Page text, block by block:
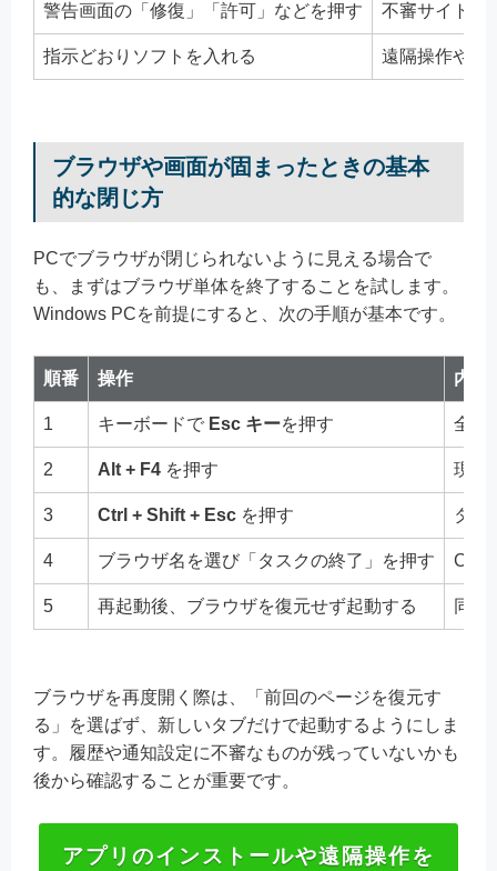
警告画面の「修復」「許可」などを押す 不審サイトや
指示どおりソフトを入れる 遠隔操作や別
ブラウザや画面が固まったときの基本
的な閉じ方
PCでブラウザが閉じられないように見える場合で
も、まずはブラウザ単体を終了することを試します。
Windows PCを前提にすると、次の手順が基本です。
順番 操作 内容
1 キーボードで Esc キーを押す 全画
2 Alt + F4 を押す 現在
3 Ctrl + Shift + Esc を押す タス
4 ブラウザ名を選び「タスクの終了」を押す
5 再起動後、ブラウザを復元せず起動する 同じ
ブラウザを再度開く際は、「前回のページを復元す
る」を選ばず、新しいタブだけで起動するようにしま
す。履歴や通知設定に不審なものが残っていないかも
後から確認することが重要です。
アプリのインストールや遠隔操作を